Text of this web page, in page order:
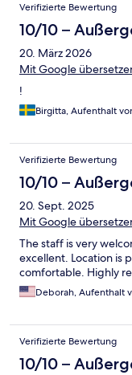
Verifizierte Bewertung
10/10 –
20. März 2026
Mit Google
!
Birgitta, Aufenthalt
Verifizierte Bewertung
10/10 –
20. Sept. 2025
Mit Google
The staff is very
excellent. Location is
comfortable. Highly
Deborah, Aufenthalt
Verifizierte Bewertung
10/10 –